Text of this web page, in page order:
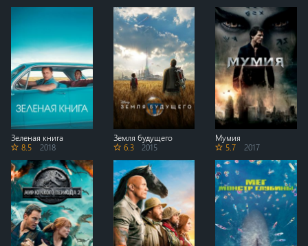
Зеленая книга
8.5
2018
Земля будущего
6.3
2015
Мумия
5.7
2017